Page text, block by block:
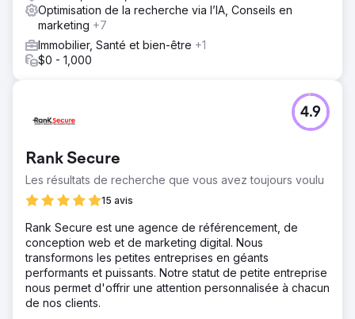
Optimisation de la recherche via l’IA, Conseils en
marketing +7
Immobilier, Santé et bien-être +1
$0 - 1,000
Rank Secure
Les résultats de recherche que vous avez toujours voulu
15 avis
4.9
Rank Secure est une agence de référencement, de
conception web et de marketing digital. Nous
transformons les petites entreprises en géants
performants et puissants. Notre statut de petite entreprise
nous permet d'offrir une attention personnalisée à chacun
de nos clients.